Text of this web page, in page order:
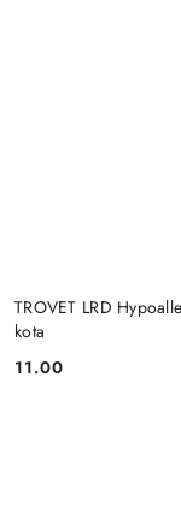
TROVET LRD
kota
Cena:
11.00